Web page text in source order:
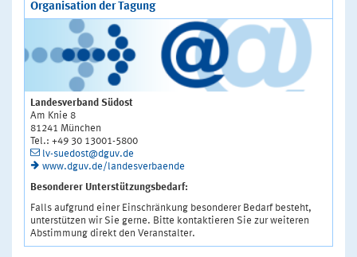
Organisation der Tagung
Landesverband Südost
Am Knie 8
81241 München
Tel.: +49 30 13001-5800
lv-suedost@dguv.de
www.dguv.de/landesverbaende
Besonderer Unterstützungsbedarf:
Falls aufgrund einer Einschränkung besonderer Bedarf besteht,
unterstützen wir Sie gerne. Bitte kontaktieren Sie zur weiteren
Abstimmung direkt den Veranstalter.